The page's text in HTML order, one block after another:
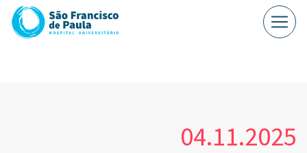
04.11.2025